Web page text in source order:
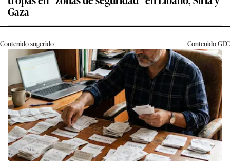
Gaza
Contenido sugerido ContenidoGEC